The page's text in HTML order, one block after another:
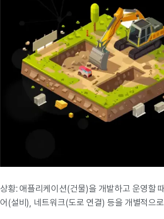
상황: 애플리케이션(건물)을 개발하고 운영할
어(설비), 네트워크(도로 연결) 등을 개별적으